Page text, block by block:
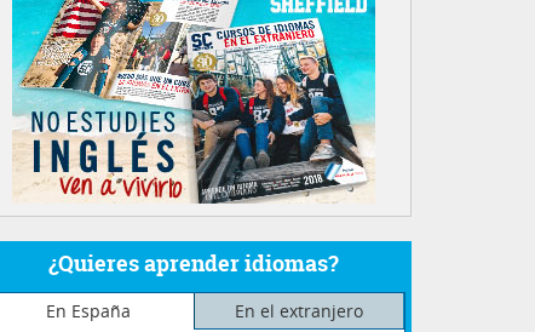
¿Quieres aprender idiomas?
En España
En el extranjero